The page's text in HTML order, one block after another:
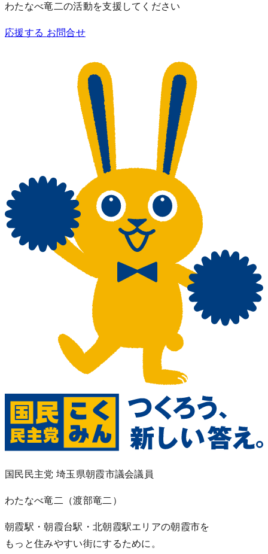
わたなべ竜二の活動を支援してください
応援する お問合せ
国民民主党 埼玉県朝霞市議会議員
わたなべ竜二 （渡部竜二）
朝霞駅・朝霞台駅・北朝霞駅エリアの朝霞市を
もっと住みやすい街にするために。